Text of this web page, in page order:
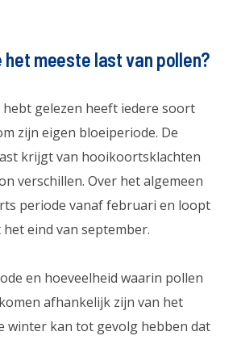
het meeste last van pollen?
gelezen heeft iedere soort
zijn eigen bloeiperiode. De
krijgt van hooikoortsklachten
verschillen. Over het algemeen
periode vanaf februari en loopt
eind van september.
en hoeveelheid waarin pollen
afhankelijk zijn van het
winter kan tot gevolg hebben dat